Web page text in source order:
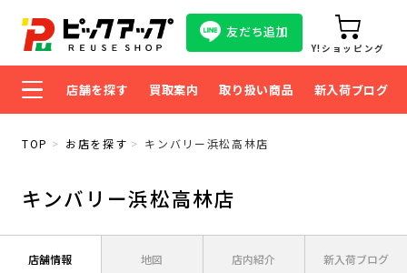
友だち追加
Y!ショッピング
店舗を探す 買取案内 取り扱い商品 新入荷ブログ
TOP お店を探す キンバリー浜松高林店
キンバリー浜松高林店
店舗情報 地図 店内紹介 新入荷ブログ